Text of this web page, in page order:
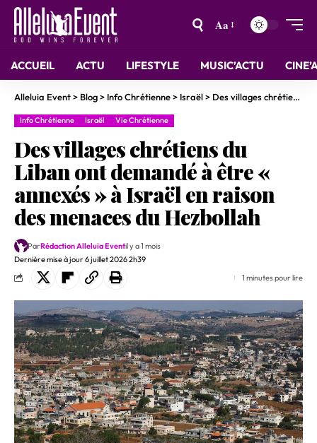
Aa
ACCUEIL ACTU LIFESTYLE MUSIC’ACTU
Alleluia Event> Blog> Info Chrétienne> Israël> Des villages chrétiens du Liban ont demandé à être « annexés » à Israël en raison des menaces du Hezbollah
Info Chrétienne Israël Vie Chrétienne
Des villages chrétiens du
Liban ont demandé à être «
annexés » à Israël en raison
des menaces du Hezbollah
Dernière mise à jour 6 juillet 2026 2h39
ParRédaction Alleluia Eventil y a 1 mois
1 minutes pour lire